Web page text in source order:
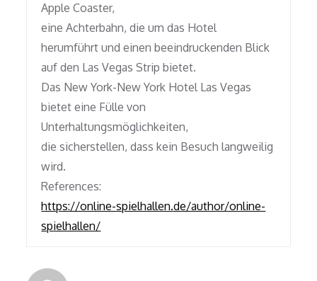
Apple Coaster,
eine Achterbahn, die um das Hotel
herumführt und einen beeindruckenden Blick
auf den Las Vegas Strip bietet.
Das New York-New York Hotel Las Vegas
bietet eine Fülle von
Unterhaltungsmöglichkeiten,
die sicherstellen, dass kein Besuch langweilig
wird.
References:
https://online-spielhallen.de/author/online-
spielhallen/